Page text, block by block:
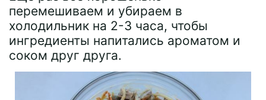
перемешиваем и убираем в
холодильник на 2-3 часа, чтобы
ингредиенты напитались ароматом и
соком друг друга.